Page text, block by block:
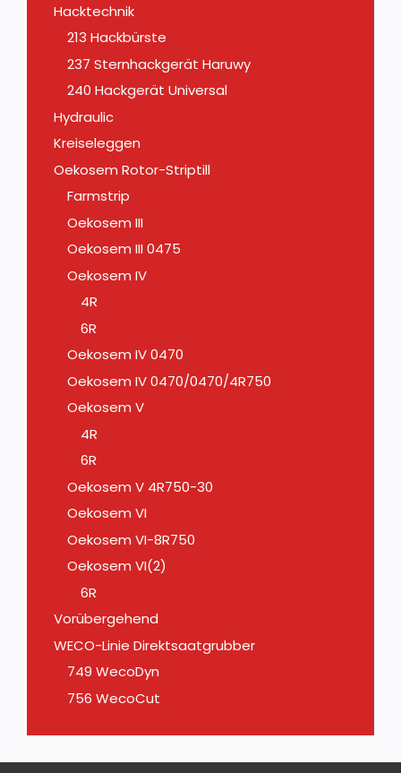
Hacktechnik
213 Hackbürste
237 Sternhackgerät Haruwy
240 Hackgerät Universal
Hydraulic
Kreiseleggen
Oekosem Rotor-Striptill
Farmstrip
Oekosem III
Oekosem III 0475
Oekosem IV
4R
6R
Oekosem IV 0470
Oekosem IV 0470/0470/4R750
Oekosem V
4R
6R
Oekosem V 4R750-30
Oekosem VI
Oekosem VI-8R750
Oekosem VI(2)
6R
Vorübergehend
WECO-Linie Direktsaatgrubber
749 WecoDyn
756 WecoCut